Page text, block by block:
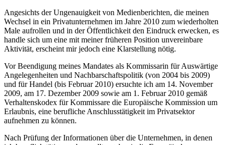
Angesichts der Ungenauigkeit von Medienberichten, die meinen
Wechsel in ein Privatunternehmen im Jahre 2010 zum wiederholten
Male aufrollen und in der Öffentlichkeit den Eindruck erwecken, es
handle sich um eine mit meinerfrüheren Position unvereinbare
Aktivität, erscheint mirjedoch eine Klarstellung nötig.
Vor Beendigung meines Mandates als Kommissarin für Auswärtige
Angelegenheiten und Nachbarschaftspolitik (von 2004 bis 2009)
und für Handel (bis Februar 2010) ersuchte ich am 14. November
2009, am 17. Dezember 2009 sowie am 1. Februar 2010 gemäß
Verhaltenskodex für Kommissare die Europäische Kommission um
Erlaubnis, eine berufliche Anschlusstätigkeit im Privatsektor
aufnehmen zu können.
Nach Prüfung der Informationen über die Unternehmen, in denen